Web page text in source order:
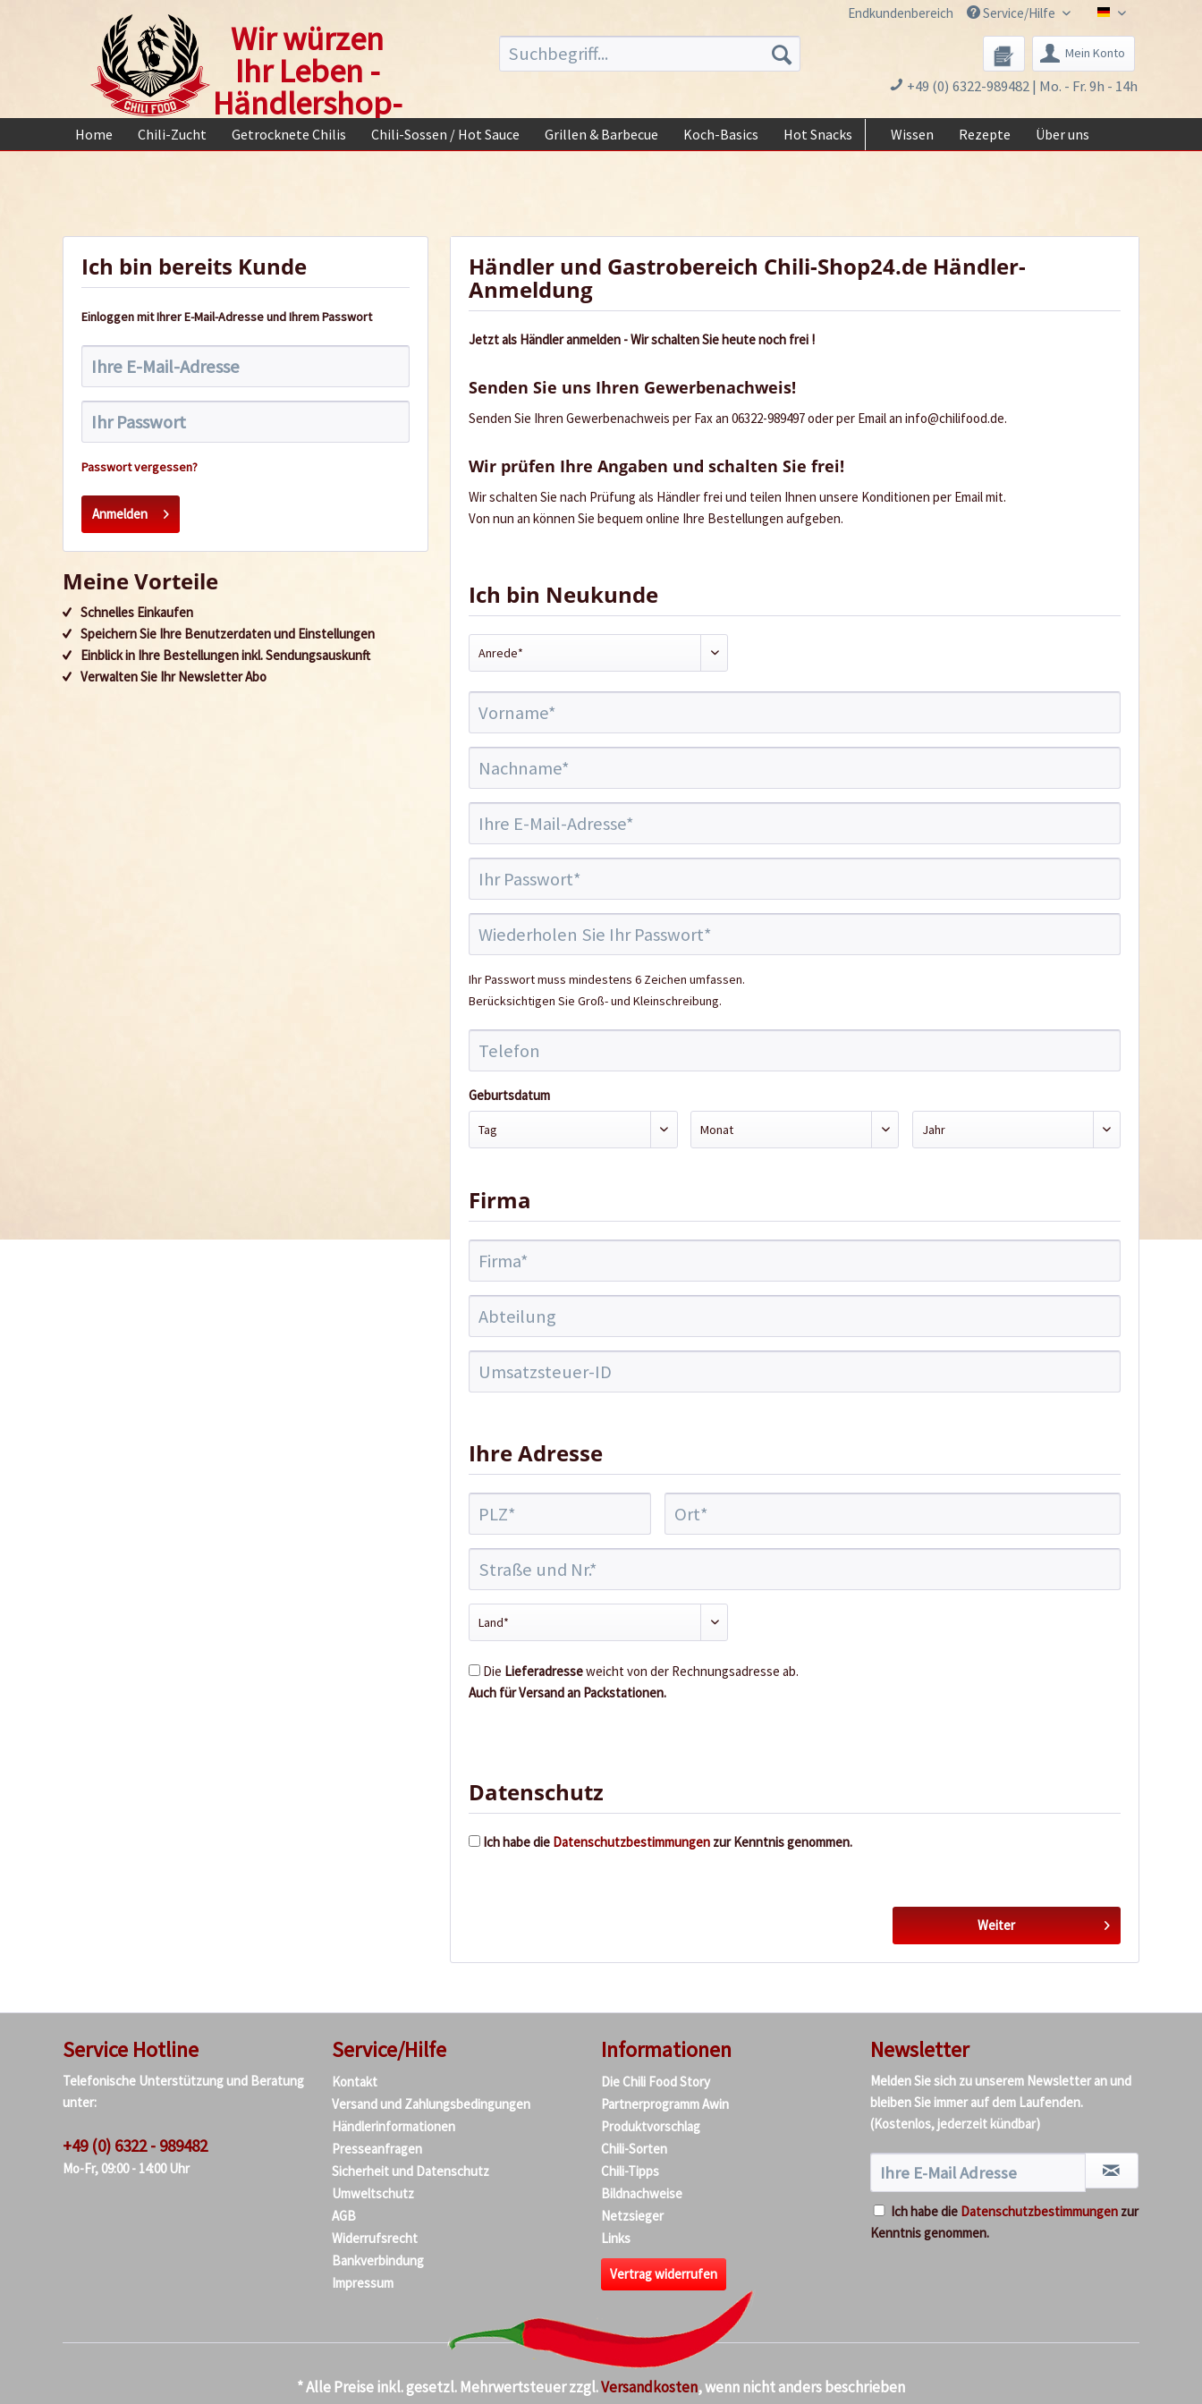
Chili-
Service/Hilfe
Endkundenbereich
Wir würzen
Ihr Leben -
Händlershop-
Mein Konto
+49 (0) 6322-989482 | Mo. - Fr. 9h - 14h
Home Chili-Zucht Getrocknete Chilis Chili-Sossen / Hot Sauce Grillen & Barbecue Koch-Basics Hot Snacks Wissen Rezepte Über uns
Händler und Gastrobereich Chili-Shop24.de Händler-
Anmeldung
Jetzt als Händler anmelden - Wir schalten Sie heute noch frei !
Senden Sie uns Ihren Gewerbenachweis!
Senden Sie Ihren Gewerbenachweis per Fax an 06322-989497 oder per Email an info@chilifood.de.
Wir prüfen Ihre Angaben und schalten Sie frei!
Wir schalten Sie nach Prüfung als Händler frei und teilen Ihnen unsere Konditionen per Email mit.
Von nun an können Sie bequem online Ihre Bestellungen aufgeben.
Ich bin Neukunde
Ihr Passwort muss mindestens 6 Zeichen umfassen.
Berücksichtigen Sie Groß- und Kleinschreibung.
Geburtsdatum
Firma
Ihre Adresse
Die Lieferadresseweicht von der Rechnungsadresse ab.
Auch für Versand an Packstationen.
Datenschutz
Ich habe die Datenschutzbestimmungen zur Kenntnis genommen.
Weiter
Ich bin bereits Kunde
Einloggen mit Ihrer E-Mail-Adresse und Ihrem Passwort
Passwort vergessen?
Anmelden
Meine Vorteile
Schnelles Einkaufen
Speichern Sie Ihre Benutzerdaten und Einstellungen
Einblick in Ihre Bestellungen inkl. Sendungsauskunft
Verwalten Sie Ihr Newsletter Abo
Service Hotline
Telefonische Unterstützung und Beratung
unter:
+49 (0) 6322 - 989482
Mo-Fr, 09:00 - 14:00 Uhr
Service/Hilfe
Kontakt
Versand und Zahlungsbedingungen
Händlerinformationen
Presseanfragen
Sicherheit und Datenschutz
Umweltschutz
AGB
Widerrufsrecht
Bankverbindung
Impressum
Informationen
Die Chili Food Story
Partnerprogramm Awin
Produktvorschlag
Chili-Sorten
Chili-Tipps
Bildnachweise
Netzsieger
Links
Vertrag widerrufen
Newsletter
Melden Sie sich zu unserem Newsletter an und
bleiben Sie immer auf dem Laufenden.
(Kostenlos, jederzeit kündbar)
Ich habe die Datenschutzbestimmungen zur
Kenntnis genommen.
* Alle Preise inkl. gesetzl. Mehrwertsteuer zzgl.Versandkosten, wenn nicht anders beschrieben